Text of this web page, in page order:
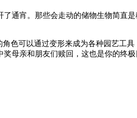
通宵。那些会走动的储物生物简直
色可以通过变形来成为各种园艺工
母亲和朋友们赎回，这也是你的终极